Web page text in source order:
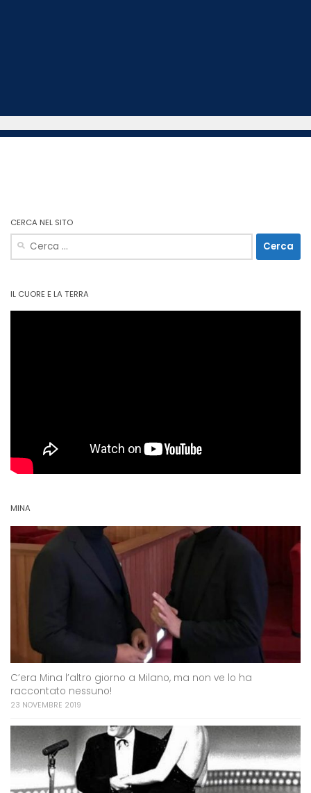
CERCA NEL SITO
Ricerca
per:
IL CUORE E LA TERRA
MINA
C’era Mina l’altro giorno a Milano, ma non ve lo ha
raccontato nessuno!
23 NOVEMBRE 2019